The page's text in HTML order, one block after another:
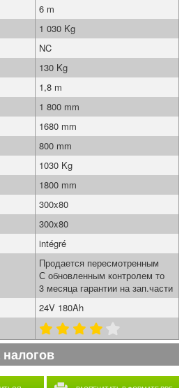
6 m
1 030 Kg
NC
130 Kg
1,8 m
1 800 mm
1680 mm
800 mm
1030 Kg
1800 mm
300x80
300x80
intégré
Продается пересмотренным
С обновленным контролем то
3 месяца гарантии на зап.части
24V 180Ah
налогов